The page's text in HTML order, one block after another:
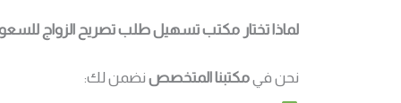
لماذا تختار مكتب تسهيل طلب تصريح الزواج
نحن فيمكتبنا المتخصص نضمن لك: